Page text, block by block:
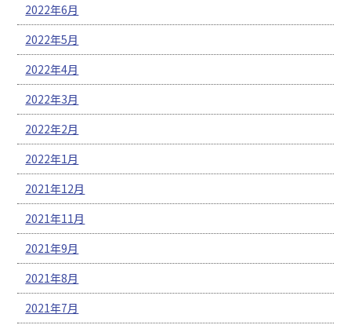
2022年6月
2022年5月
2022年4月
2022年3月
2022年2月
2022年1月
2021年12月
2021年11月
2021年9月
2021年8月
2021年7月